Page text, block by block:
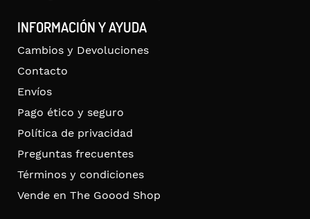
INFORMACIÓN Y AYUDA
Cambios y Devoluciones
Contacto
Envíos
Pago ético y seguro
Política de privacidad
Preguntas frecuentes
Términos y condiciones
Vende en The Goood Shop